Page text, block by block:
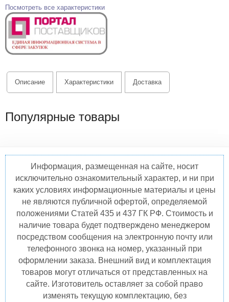
Посмотреть все характеристики
Описание Характеристики Доставка
Популярные товары
Информация, размещенная на сайте, носит
исключительно ознакомительный характер, и ни при
каких условиях информационные материалы и цены
не являются публичной офертой, определяемой
положениями Статей 435 и 437 ГК РФ. Стоимость и
наличие товара будет подтверждено менеджером
посредством сообщения на электронную почту или
телефонного звонка на номер, указанный при
оформлении заказа. Внешний вид и комплектация
товаров могут отличаться от представленных на
сайте. Изготовитель оставляет за собой право
изменять текущую комплектацию, без